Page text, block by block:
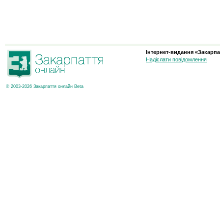
© 2003-2026 Закарпаття онлайн Beta
Інтернет-видання
Надіслати повідомлення